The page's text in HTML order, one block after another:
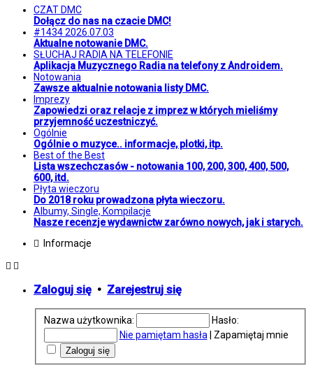
CZAT DMC
Dołącz do nas na czacie DMC!
#1434 2026.07.03
Aktualne notowanie DMC.
SŁUCHAJ RADIA NA TELEFONIE
Aplikacja Muzycznego Radia na telefony z Androidem.
Notowania
Zawsze aktualnie notowania listy DMC.
Imprezy
Zapowiedzi oraz relacje z imprez w których mieliśmy
przyjemność uczestniczyć.
Ogólnie
Ogólnie o muzyce.. informacje, plotki, itp.
Best of the Best
Lista wszechczasów - notowania 100, 200, 300, 400, 500,
600, itd.
Płyta wieczoru
Do 2018 roku prowadzona płyta wieczoru.
Albumy, Single, Kompilacje
Nasze recenzje wydawnictw zarówno nowych, jak i starych.
Informacje
Zaloguj się • Zarejestruj się
Nazwa użytkownika:
Hasło:
Nie pamiętam hasła
Zapamiętaj mnie